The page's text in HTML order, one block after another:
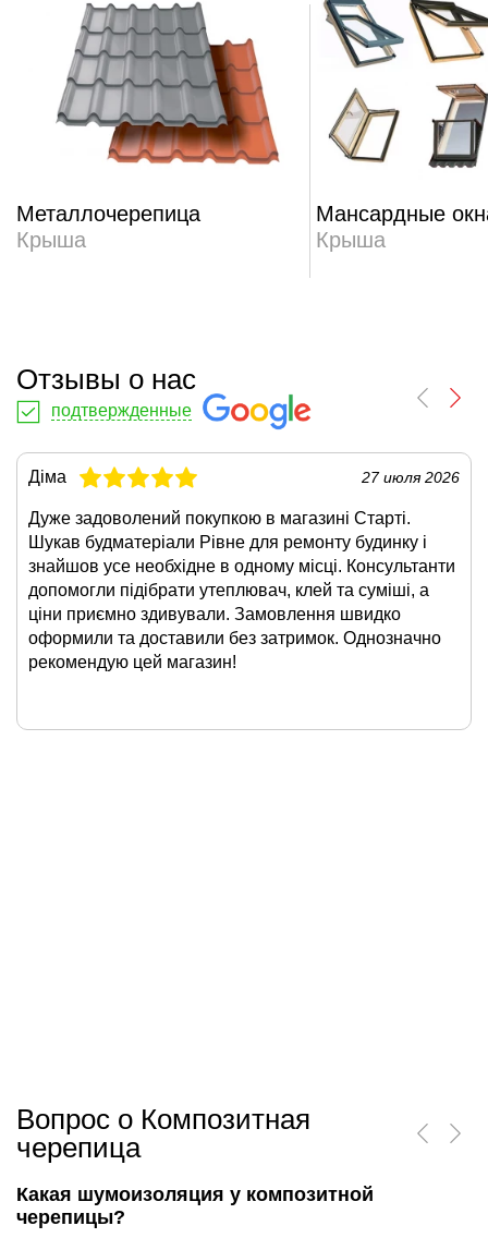
Металлочерепица
Крыша
Мансардные
Крыша
Отзывы о нас
подтвержденные
Діма 27 июля 2026
Дуже задоволений покупкою в магазині Старті.
Шукав будматеріали Рівне для ремонту будинку і
знайшов усе необхідне в одному місці. Консультанти
допомогли підібрати утеплювач, клей та суміші, а
ціни приємно здивували. Замовлення швидко
оформили та доставили без затримок. Однозначно
рекомендую цей магазин!
Вопрос о Композитная
черепица
Какая шумоизоляция у композитной
черепицы?